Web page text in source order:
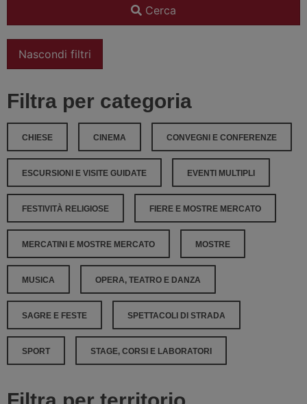
Cerca
Nascondi filtri
Filtra per categoria
CHIESE CINEMA CONVEGNI E CONFERENZE
ESCURSIONI E VISITE GUIDATE EVENTI MULTIPLI
FESTIVITÀ RELIGIOSE FIERE E MOSTRE MERCATO
MERCATINI E MOSTRE MERCATO MOSTRE
MUSICA OPERA, TEATRO E DANZA
SAGRE E FESTE SPETTACOLI DI STRADA
SPORT STAGE, CORSI E LABORATORI